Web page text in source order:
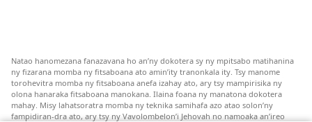
Natao hanomezana fanazavana ho an’ny dokotera sy ny mpitsabo matihanina
ny fizarana momba ny fitsaboana ato amin’ity tranonkala ity. Tsy manome
torohevitra momba ny fitsaboana anefa izahay ato, ary tsy mampirisika ny
olona hanaraka fitsaboana manokana. Ilaina foana ny manatona dokotera
mahay. Misy lahatsoratra momba ny teknika samihafa azo atao solon’ny
fampidiran-dra ato, ary tsy ny Vavolombelon’i Jehovah no namoaka an’ireo